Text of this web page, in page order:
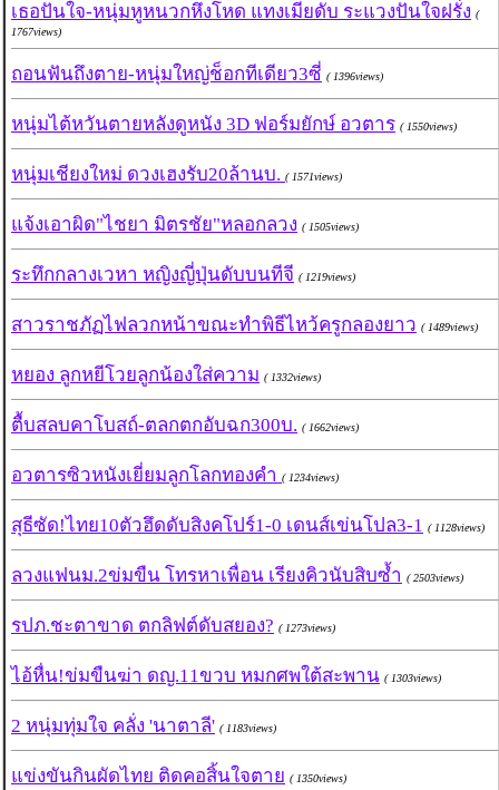
เธอปันใจ-หนุ่มหูหนวกหึงโหด แทงเมียดับ ระแวงปันใจฝรั่ง (
1767views)
ถอนฟันถึงตาย-หนุ่มใหญ่ช็อกทีเดียว3ซี่ ( 1396views)
หนุ่มไต้หวันตายหลังดูหนัง 3D ฟอร์มยักษ์ อวตาร ( 1550views)
หนุ่มเชียงใหม่ ดวงเฮงรับ20ล้านบ. ( 1571views)
แจ้งเอาผิด"ไชยา มิตรชัย"หลอกลวง ( 1505views)
ระทึกกลางเวหา หญิงญี่ปุ่นดับบนทีจี ( 1219views)
สาวราชภัฏไฟลวกหน้าขณะทำพิธีไหว้ครูกลองยาว ( 1489views)
หยอง ลูกหยีโวยลูกน้องใส่ความ ( 1332views)
ตื้บสลบคาโบสถ์-ตลกตกอับฉก300บ. ( 1662views)
อวตารซิวหนังเยี่ยมลูกโลกทองคำ ( 1234views)
สุธีซัด!ไทย10ตัวฮึดดับสิงคโปร์1-0 เดนส์เข่นโปล3-1 ( 1128views)
ลวงแฟนม.2ข่มขืน โทรหาเพื่อน เรียงคิวนับสิบซ้ำ ( 2503views)
รปภ.ชะตาขาด ตกลิฟต์ดับสยอง? ( 1273views)
ไอ้หื่น!ข่มขืนฆ่า ดญ.11ขวบ หมกศพใต้สะพาน ( 1303views)
2 หนุ่มทุ่มใจ คลั่ง 'นาตาลี' ( 1183views)
แข่งขันกินผัดไทย ติดคอสิ้นใจตาย ( 1350views)